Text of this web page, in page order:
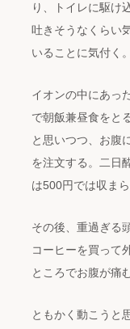
り、トイレに駆け
吐きそうなくらい
いることに気付く。
イオンの中にあっ
で朝飯兼昼食をと
と思いつつ、お腹
を注文する。二日
は500円では収ま
その後、重過ぎる
コーヒーを買って
ところでお腹が痛
ともかく動こうと